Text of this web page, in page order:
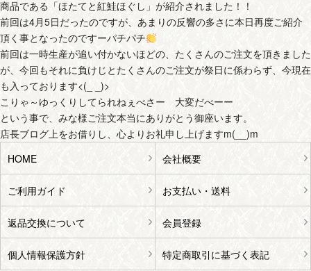
商品である「ほたてと紅鮭ほぐし」が紹介されました！！
前回は4月5日だったのですが、あまりの反響の多さに本日再度ご紹介
頂く事となったのですーパチパチ
前回は一時生産が追い付かないほどの、たくさんのご注文を頂きました
が、今回もそれに負けじとたくさんのご注文が祭日に係わらず、今現在
も入っております<(_ _)>
こりゃ～ゆっくりしてられねぇべさー 大変だべーー
という事で、みな様ご注文本当にありがとう御座います。
店長ブログ上をお借りし、心よりお礼申し上げますm(__)m
HOME
会社概要
ご利用ガイド お支払い・送料
返品交換について 会員登録
個人情報保護方針 特定商取引に基づく表記